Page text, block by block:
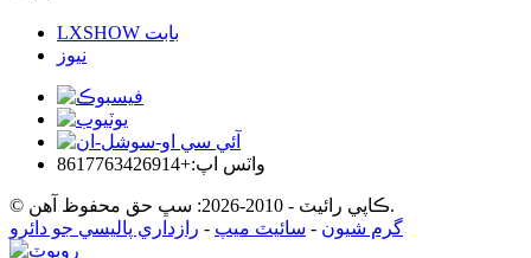
LXSHOW بابت
نيوز
واٽس اپ:+8617763426914
© ڪاپي رائيٽ - 2010-2026: سڀ حق محفوظ آهن.
گرم شيون - سائيٽ ميپ - رازداري پاليسي جو دائرو